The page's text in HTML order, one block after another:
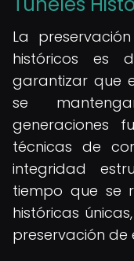
La
históricos es
garantizar que
se
generaciones
técnicas de
integridad
tiempo que se
históricas
preservación de